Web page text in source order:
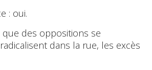
: oui.
que des oppositions se
dans la rue, les excès